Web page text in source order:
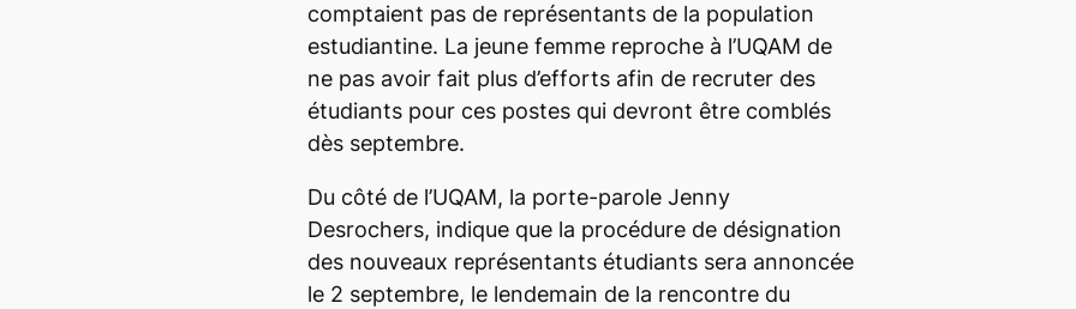
comptaient pas de représentants de la population
estudiantine. La jeune femme reproche à l’UQAM de
ne pas avoir fait plus d’efforts afin de recruter des
étudiants pour ces postes qui devront être comblés
dès septembre.
Du côté de l’UQAM, la porte-parole Jenny
Desrochers, indique que la procédure de désignation
des nouveaux représentants étudiants sera annoncée
le 2 septembre, le lendemain de la rencontre du